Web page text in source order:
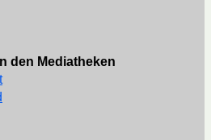
den Mediatheken